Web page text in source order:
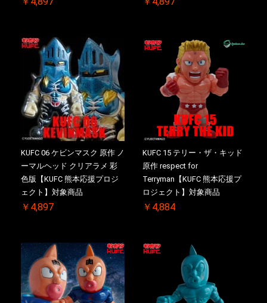
KUFC 06 ケビンマスク 原作 ノ
ーマルヘッド クリアラメ 彩
色版【KUFC 熊本応援プロジ
ェクト】対象商品
￥4,897
KUFC 15 テリー・ザ・キッド
原作 respect for
Terryman【KUFC 熊本応援プ
ロジェクト】対象商品
￥4,884